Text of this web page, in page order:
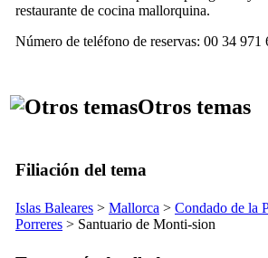
restaurante de cocina mallorquina.
Número de teléfono de reservas: 00 34 971
Otros temas
Filiación del tema
Islas Baleares > Mallorca > Condado de la
Porreres > Santuario de Monti-sion